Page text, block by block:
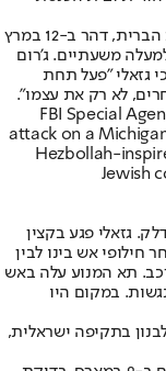
יליד לבנון שהתאזרח בארצות הברית, דהר ב-12 במרץ
משעתיים. ג'רום
גזאלי ״פעל תחת
לא רק את עצמו״.
FBI Special
attack on a
Hezbollah-
Jewish
גזאלי פגע בקצין
חילופי אש בינו לבין
תא המנוע עלה באש
במקום היו
בתקיפה ישראלית,